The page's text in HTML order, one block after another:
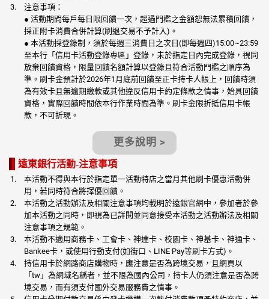
注意事項：
● 活動期間每戶每日限回饋一次，超過門檻之金額恕無法累積回饋，
採正附卡消費合併計算(刷退交易不予計入)。
● 本活動採登錄制，須於每週三消費日之次日(即每週四)15:00~23:59
至本行「信用卡活動登錄專區」登錄，未於指定日內完成登錄，視同
放棄回饋資格，限量回饋名額計算以登錄且符合活動門檻之順序為
準。刷卡金預計於2026年1月底前回饋至正卡持卡人帳上，回饋時須
為有效卡且無逾期繳款或其他違反信用卡約定條款之情事，始具回饋
資格，實際回饋時間依本行作業時間為準。刷卡金限折抵信用卡帳
款，不可折現。
更多說明 >
遠東銀行活動-注意事項
本活動不得與本行於指定單一活動特店之當月其他刷卡優惠活動併
用，若同時符合將擇優回饋。
本活動之活動辦法及相關注意事項均載明於遠銀官網中，參加者於參
加本活動之同時，即視為已詳閱並同意接受本活動之活動辦法及相關
注意事項之規範。
本活動不適用商務卡、工會卡、神達卡、校園卡、神基卡、神通卡、
Bankee卡，或使用行動支付(如街口、LINE Pay等刷卡方式)。
持信用卡於網路商店購物時，應注意是否為跨境交易，且網頁以
「tw」為網域名稱者，並不限為國內公司，持卡人仍須注意是否為跨
境交易，而有須支付國外交易服務費之情事。